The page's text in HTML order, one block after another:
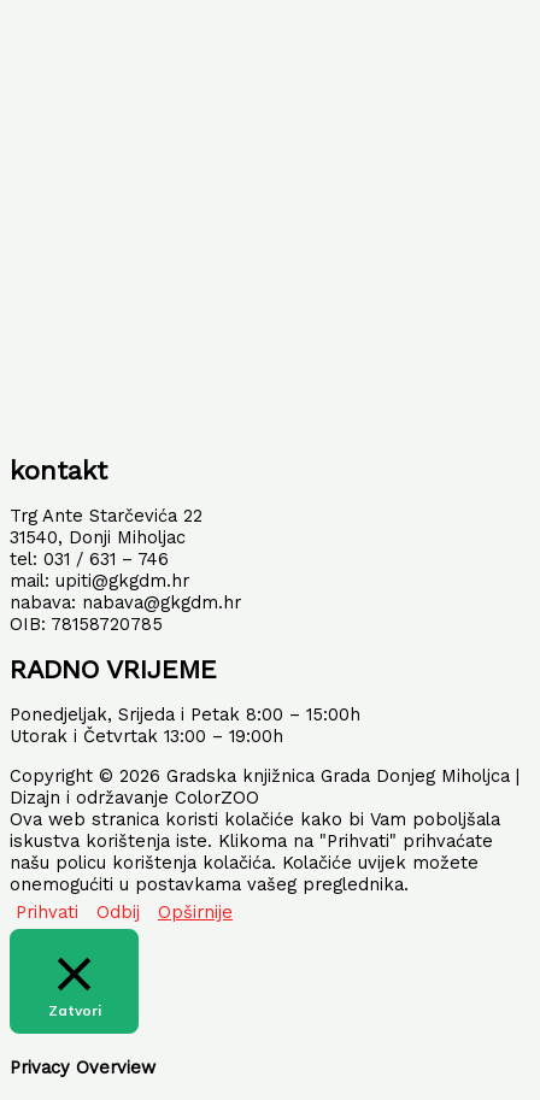
kontakt
Trg Ante Starčevića 22
31540, Donji Miholjac
tel: 031 / 631 – 746
mail: upiti@gkgdm.hr
nabava: nabava@gkgdm.hr
OIB: 78158720785
RADNO VRIJEME
Ponedjeljak, Srijeda i Petak 8:00 – 15:00h
Utorak i Četvrtak 13:00 – 19:00h
Copyright © 2026 Gradska knjižnica Grada Donjeg Miholjca |
Dizajn i održavanje ColorZOO
Ova web stranica koristi kolačiće kako bi Vam poboljšala
iskustva korištenja iste. Klikoma na "Prihvati" prihvaćate
našu policu korištenja kolačića. Kolačiće uvijek možete
onemogućiti u postavkama vašeg preglednika.
Prihvati
Odbij Opširnije
Zatvori
Privacy Overview